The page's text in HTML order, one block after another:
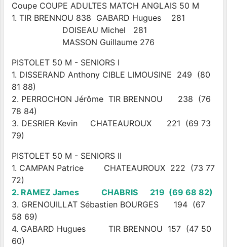
Coupe COUPE ADULTES MATCH ANGLAIS 50 M
1. TIR BRENNOU 838 GABARD Hugues 281
DOISEAU Michel 281
MASSON Guillaume 276
PISTOLET 50 M - SENIORS I
1. DISSERAND Anthony CIBLE LIMOUSINE 249 (80
81 88)
2. PERROCHON Jérôme TIR BRENNOU 238 (76
78 84)
3. DESRIER Kevin CHATEAUROUX 221 (69 73
79)
PISTOLET 50 M - SENIORS II
1. CAMPAN Patrice CHATEAUROUX 222 (73 77
72)
2. RAMEZ James CHABRIS 219 (69 68 82)
3. GRENOUILLAT Sébastien BOURGES 194 (67
58 69)
4. GABARD Hugues TIR BRENNOU 157 (47 50
60)